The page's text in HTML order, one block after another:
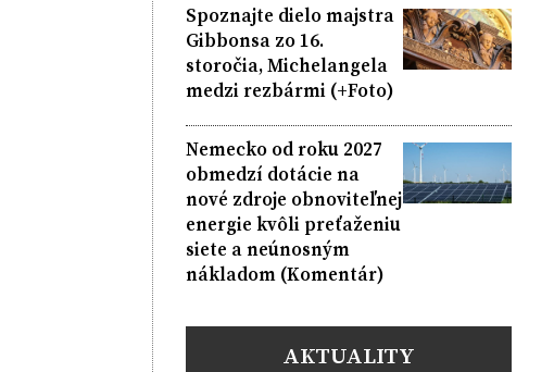
Spoznajte dielo majstra
Gibbonsa zo 16.
storočia, Michelangela
medzi rezbármi (+Foto)
Nemecko od roku 2027
obmedzí dotácie na
nové zdroje obnoviteľnej
energie kvôli preťaženiu
siete a neúnosným
nákladom (Komentár)
AKTUALITY